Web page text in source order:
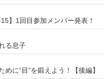
】1回目参加メンバー発表！
る息子
に“目”を鍛えよう！【後編】